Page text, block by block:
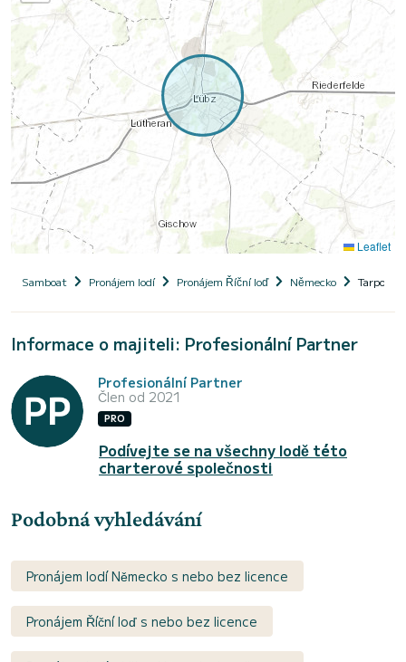
Leaflet
Samboat Pronájem lodí Pronájem Říční loď Německo Tarpon
Informace o majiteli: Profesionální Partner
Profesionální Partner
Člen od 2021
PRO
Podívejte se na všechny lodě této
charterové společnosti
Podobná vyhledávání
Pronájem lodí Německo s nebo bez licence
Pronájem Říční loď s nebo bez licence